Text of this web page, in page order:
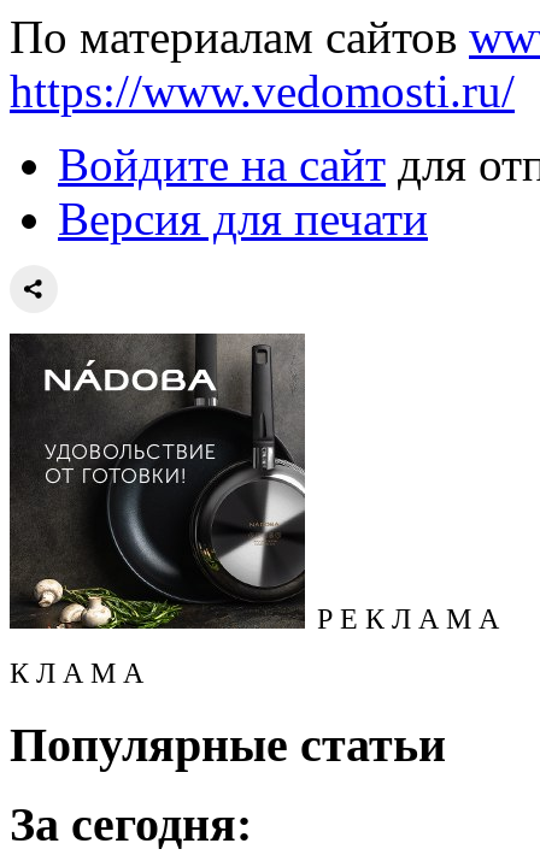
По материалам сайтов
https://www.vedomosti.ru/
Войдите на сайт для
Версия для печати
Р Е К Л А М А
К Л А М А
Популярные статьи
За сегодня: